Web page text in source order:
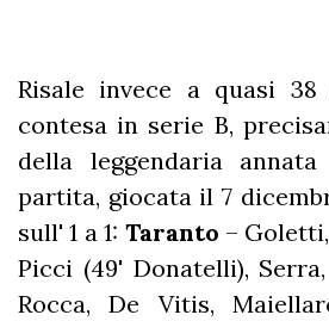
Risale invece a quasi
contesa in serie B,
della leggendaria annata
partita, giocata il 7
sull' 1 a 1: Taranto –
Picci (49' Donatelli),
Rocca, De Vitis,